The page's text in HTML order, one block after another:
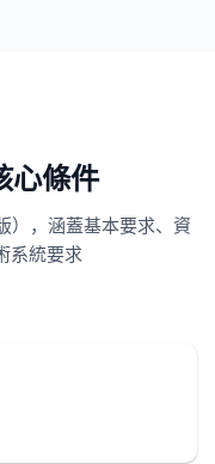
心條件
），涵蓋基本要求、資
系統要求